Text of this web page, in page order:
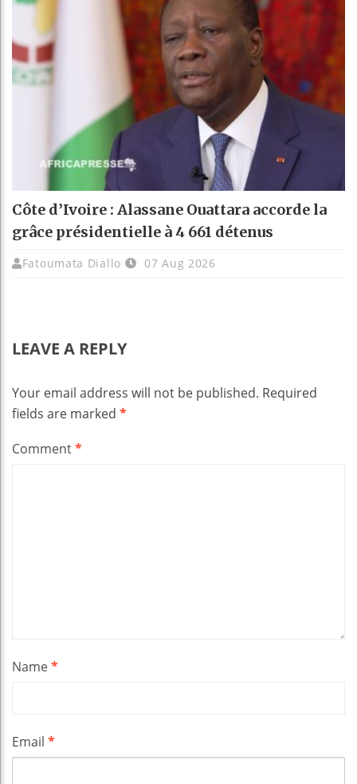
Côte d’Ivoire : Alassane Ouattara accorde la
grâce présidentielle à 4 661 détenus
Fatoumata Diallo 07 Aug 2026
LEAVE A REPLY
Your email address will not be published. Required
fields are marked *
Comment*
Name*
Email *